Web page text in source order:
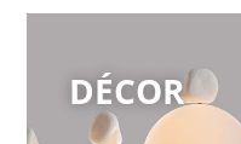
DÉCOR